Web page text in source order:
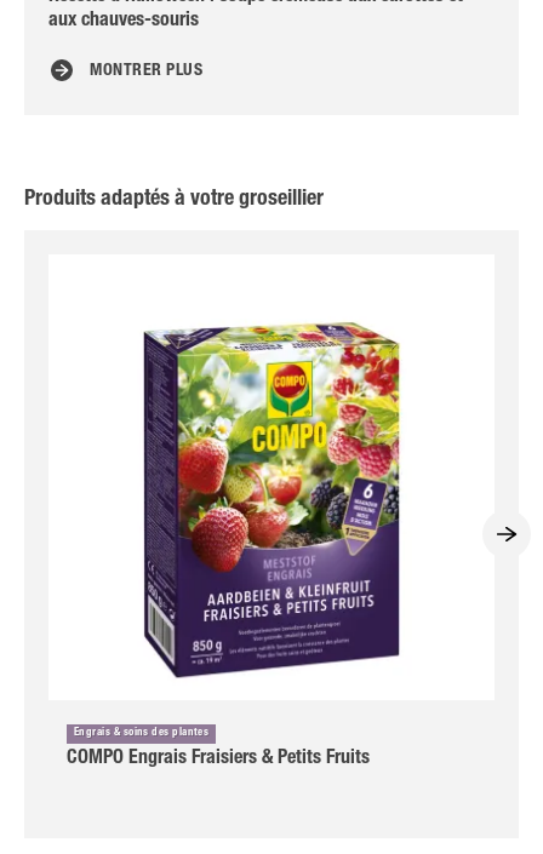
aux chauves-souris
MONTRER PLUS
Produits adaptés à votre groseillier
Engrais & soins des plantes
COMPO Engrais Fraisiers & Petits Fruits